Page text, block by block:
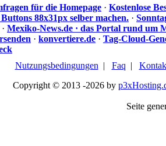
für die Homepage · Kostenlose
88x31px selber machen. ·
· Mexiko-News.de · das Portal rund um
· konvertiere.de · Tag-Cloud-
Nutzungsbedingungen | Faq |
Copyright © 2013 -2026 by
Seite